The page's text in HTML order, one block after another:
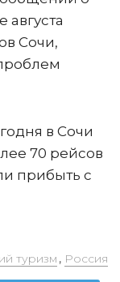
августа
Сочи,
в Сочи
70 рейсов
прибыть с
туризм , Россия